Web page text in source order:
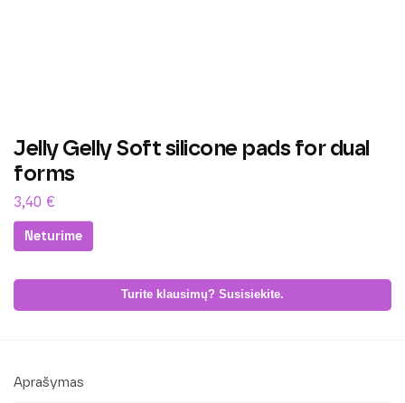
Jelly Gelly Soft silicone pads for dual
forms
3,40 €
Neturime
Turite klausimų? Susisiekite.
Aprašymas